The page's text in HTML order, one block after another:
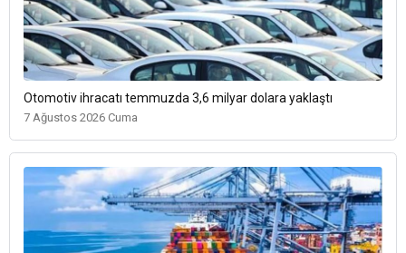
Otomotiv ihracatı temmuzda 3,6 milyar dolara yaklaştı
7 Ağustos 2026 Cuma